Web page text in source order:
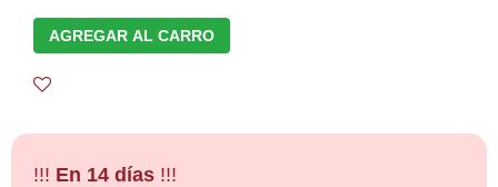
AGREGAR AL CARRO
!!! En 14 días !!!